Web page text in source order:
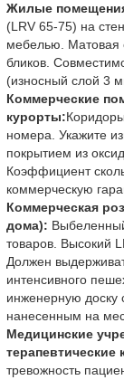
Жилые
(LRV 65-75) на
мебелью. Матовая
бликов.
(износный слой 3
Коммерческие
курорты:
номера. Укажите
покрытием из
Коэффициент
коммерческую
Коммерческая
дома):
товаров. Высокий
Должен
интенсивного
инженерную доску
нанесенным на
Медицинские
терапевтические
тревожность